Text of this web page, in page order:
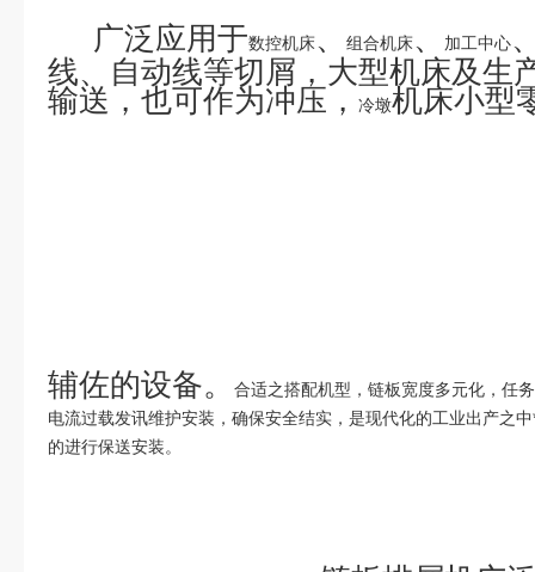
广泛应用于数控机床、 组合机床、 加工中心
线、自动线等切屑，大型机床及生
输送，也可作为冲压，
冷墩机床小
辅佐的设备。
合适之搭配机型，链板宽度多元化，任
电流过载发讯维护安装，确保安全结实，是现代化的工业出产之
的进行保送安装。